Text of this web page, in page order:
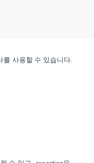
를 사용할 수 있습니다.